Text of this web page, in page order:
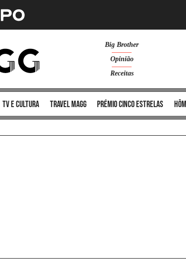
Big Brother
Opinião
Receitas
TV e cultura Travel MAGG Prémio Cinco Estrelas